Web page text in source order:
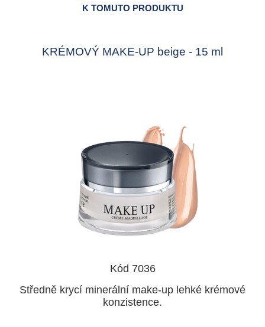
K TOMUTO PRODUKTU
KRÉMOVÝ MAKE-UP beige - 15 ml
Kód 7036
Středně krycí minerální make-up lehké krémové
konzistence.